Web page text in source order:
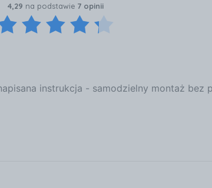
4,29 na podstawie 7 opinii
instrukcja - samodzielny montaż bez